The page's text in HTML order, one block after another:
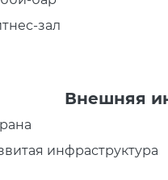
зал
Внешняя
инфраструктура